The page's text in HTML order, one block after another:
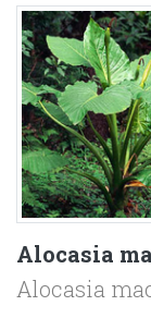
Alocasia
Alocasia